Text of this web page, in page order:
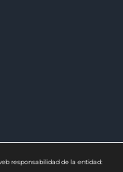
responsabilidad de la entidad: